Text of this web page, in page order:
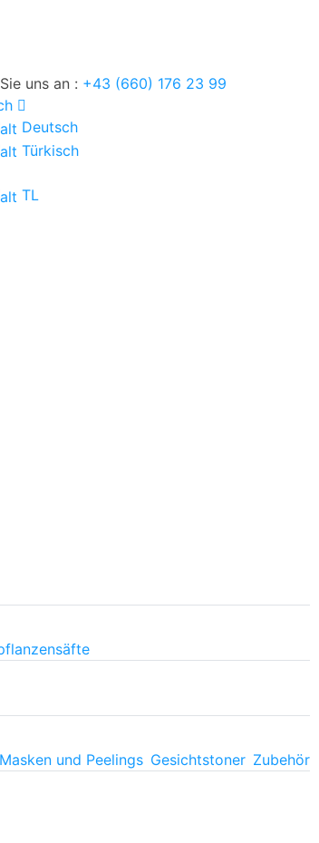
Supergünstige Angebote
uns an : +43 (660) 176 23 99
Deutsch
Türkisch
TL
Masken und Peelings Gesichtstoner Zubehör